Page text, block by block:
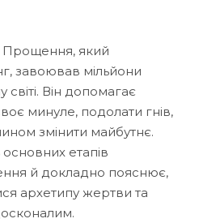
Прощення, який
завоював мільйони
світі. Він допомагає
минуле, подолати гнів,
змінити майбутнє.
етапів
й докладно пояснює,
архетипу жертви та